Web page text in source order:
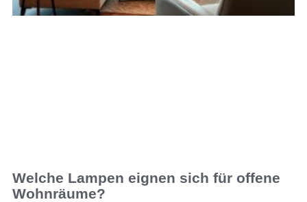
Welche Lampen eignen sich für offene
Wohnräume?